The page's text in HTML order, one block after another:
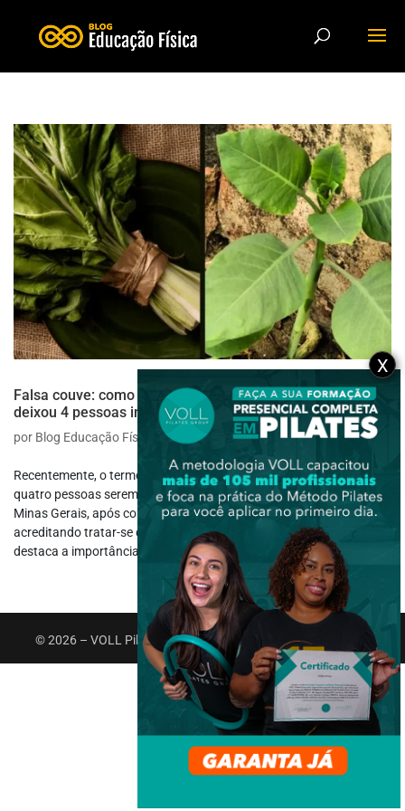
Falsa couve: como reconhecer essa planta tóxica que
deixou 4 pessoas internadas em MG
por Blog Educação Física out 10, 2025|Saúde e Bem-estar
Recentemente, o termo falsa couve ganhou notoriedade após
quatro pessoas serem internadas em estado grave em Patrocínio,
Minas Gerais, após consumirem essa planta por engano,
acreditando tratar-se de folhas de couve comuns. O incidente
destaca a importância de...
© 2026 – VOLL Pilates Group. Todos os direitos reservados.
X